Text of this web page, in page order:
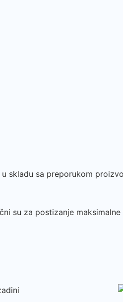
u skladu sa preporukom
su za postizanje